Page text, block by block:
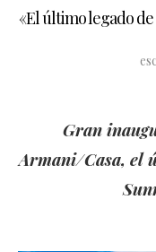
«El último legado de
Gran
Armani/Casa, el